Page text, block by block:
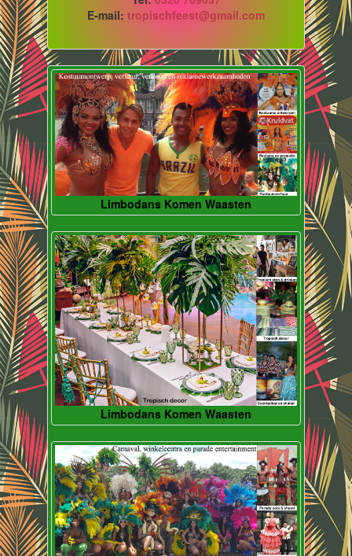
E-mail: tropischfeest@gmail.com
Limbodans Komen Waasten
Limbodans Komen Waasten